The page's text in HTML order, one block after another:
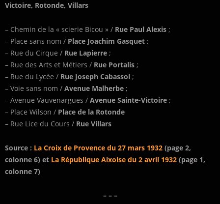
Victoire, Rotonde, Villars
– Chemin de la « scierie Bicou » / Rue Paul Alexis ;
– Place sans nom / Place Joachim Gasquet ;
– Rue du Cirque / Rue Lapierre ;
– Rue des Arts et Métiers / Rue Portalis ;
– Rue du Lycée / Rue Joseph Cabassol ;
– Voie sans nom / Avenue Malherbe ;
– Avenue Vauvenargues / Avenue Sainte-Victoire ;
– Place Wilson / Place de la Rotonde
– Rue Lice du Cours / Rue Villars
Source : La Croix de Provence du 27 mars 1932 (page 2,
colonne 6) et La République Aixoise du 2 avril 1932 (page 1,
colonne 7)
– – –